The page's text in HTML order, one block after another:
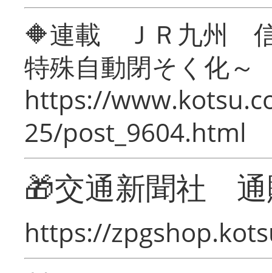
🔶連載 ＪＲ九州 信
特殊自動閉そく化～
https://
25/post_9604.html
🎁交通新聞社
https://